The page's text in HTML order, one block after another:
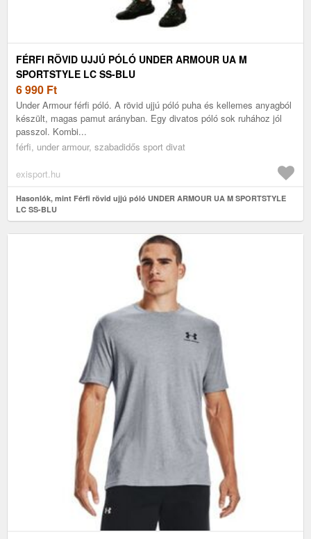
FÉRFI RÖVID UJJÚ PÓLÓ UNDER ARMOUR UA M
SPORTSTYLE LC SS-BLU
6 990 Ft
Under Armour férfi póló. A rövid ujjú póló puha és kellemes anyagból
készült, magas pamut arányban. Egy divatos póló sok ruhához jól
passzol. Kombi...
férfi, under armour, szabadidős sport divat
exisport.hu
Hasonlók, mint Férfi rövid ujjú póló UNDER ARMOUR UA M SPORTSTYLE
LC SS-BLU